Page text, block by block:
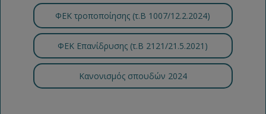
ΦΕΚ τροποποίησης (τ.B 1007/12.2.2024)
ΦΕΚ Επανίδρυσης (τ.Β 2121/21.5.2021)
Κανονισμός σπουδών 2024